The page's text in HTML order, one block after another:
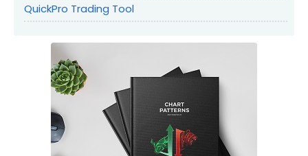
QuickPro Trading Tool